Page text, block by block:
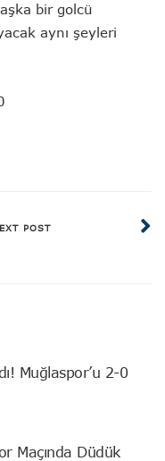
bir golcü
aynı şeyleri
POST
Muğlaspor’u 2-0
Maçında Düdük